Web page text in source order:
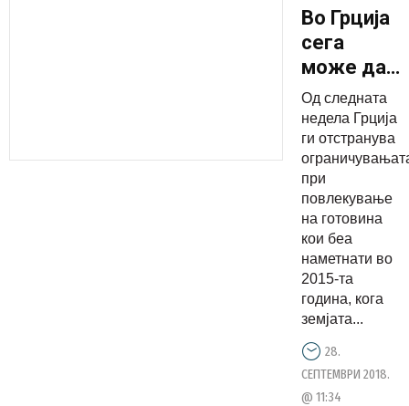
Во Грција
сега
може да
се
повлече
готовина
без
Од следната
недела Грција
ги отстранува
при
повлекување
на готовина
кои беа
наметнати во
2015-та
година, кога
земјата...
28.
СЕПТЕМВРИ 2018.
@ 11:34